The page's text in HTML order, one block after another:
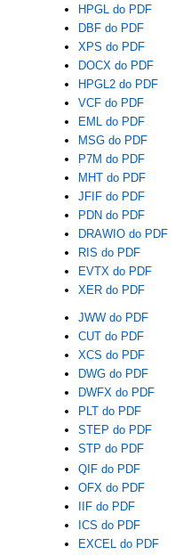
HPGL do PDF
DBF do PDF
XPS do PDF
DOCX do PDF
HPGL2 do PDF
VCF do PDF
EML do PDF
MSG do PDF
P7M do PDF
MHT do PDF
JFIF do PDF
PDN do PDF
DRAWIO do PDF
RIS do PDF
EVTX do PDF
XER do PDF
JWW do PDF
CUT do PDF
XCS do PDF
DWG do PDF
DWFX do PDF
PLT do PDF
STEP do PDF
STP do PDF
QIF do PDF
OFX do PDF
IIF do PDF
ICS do PDF
EXCEL do PDF